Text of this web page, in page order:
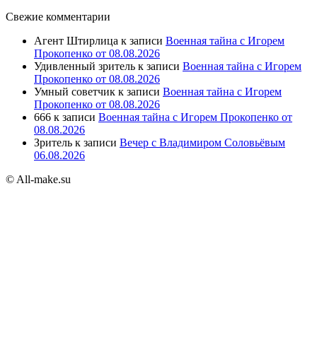
Свежие комментарии
Агент Штирлица к записи Военная тайна с Игорем
Прокопенко от 08.08.2026
Удивленный зритель к записи Военная тайна с Игорем
Прокопенко от 08.08.2026
Умный советчик к записи Военная тайна с Игорем
Прокопенко от 08.08.2026
666 к записи Военная тайна с Игорем Прокопенко от
08.08.2026
Зритель к записи Вечер с Владимиром Соловьёвым
06.08.2026
© All-make.su